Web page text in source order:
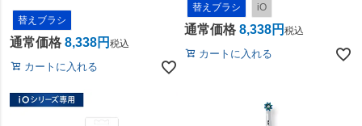
替えブラシ
通常価格 8,338 税込
カートに入れる
替えブラシ iO
通常価格 8,338 税込
カートに入れる